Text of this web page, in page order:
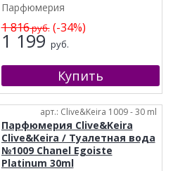
Парфюмерия
1 816руб.(-34%)
1 199 руб.
арт.: Clive&Keira 1009 - 30 ml
Парфюмерия Clive&Keira
Clive&Keira / Туалетная вода
№1009 Chanel Egoiste
Platinum 30ml